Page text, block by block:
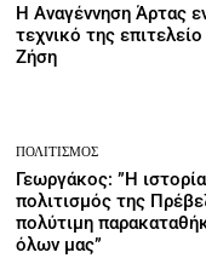
Η Αναγέννηση Άρτας
τεχνικό της
Ζήση
ΠΟΛΙΤΙΣΜΌΣ
Γεωργάκος: ”Η
πολιτισμός της
πολύτιμη
όλων μας”